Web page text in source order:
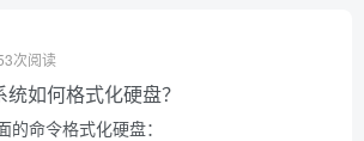
次阅读
如何格式化硬盘？
命令格式化硬盘：